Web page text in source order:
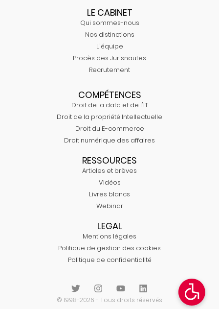
LE CABINET
Qui sommes-nous
Nos distinctions
L'équipe
Procès des Jurisnautes
Recrutement
COMPÉTENCES
Droit de la data et de l'IT
Droit de la propriété Intellectuelle
Droit du E-commerce
Droit numérique des affaires
RESSOURCES
Articles et brèves
Vidéos
Livres blancs
Webinar
LEGAL
Mentions légales
Politique de gestion des cookies
Politique de confidentialité
© 1998-2026 - Tous droits réservés